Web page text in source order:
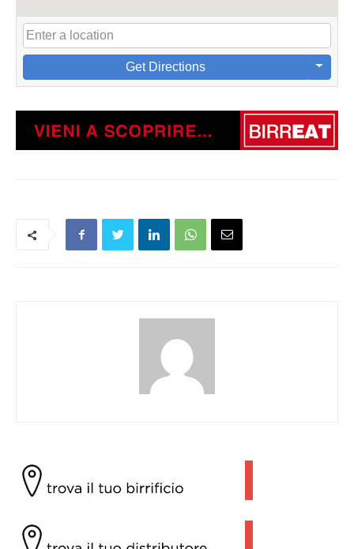
Get Directions